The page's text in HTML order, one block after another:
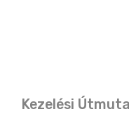
Kezelési